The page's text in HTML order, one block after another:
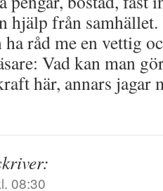
hjälp från samhället.
ha råd me en vettig
Vad kan man
här, annars jagar
08:30